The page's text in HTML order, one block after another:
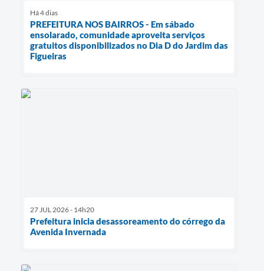
Há 4 dias
PREFEITURA NOS BAIRROS - Em sábado
ensolarado, comunidade aproveita serviços
gratuitos disponibilizados no Dia D do Jardim das
Figueiras
27 JUL 2026 - 14h20
Prefeitura inicia desassoreamento do córrego da
Avenida Invernada